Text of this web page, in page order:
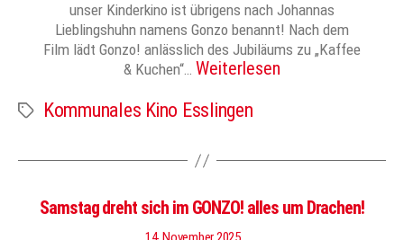
unser Kinderkino ist übrigens nach Johannas
Lieblingshuhn namens Gonzo benannt! Nach dem
Film lädt Gonzo! anlässlich des Jubiläums zu „Kaffee
& Kuchen“… Weiterlesen
Schlagwörter
Kommunales Kino Esslingen
Samstag dreht sich im GONZO! alles um Drachen!